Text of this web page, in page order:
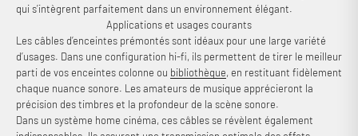
qui s’intègrent parfaitement dans un environnement élégant.
Applications et usages courants
Les câbles d’enceintes prémontés sont idéaux pour une large variété
d’usages. Dans une configuration hi-fi, ils permettent de tirer le meilleur
parti de vos enceintes colonne ou bibliothèque, en restituant fidèlement
chaque nuance sonore. Les amateurs de musique apprécieront la
précision des timbres et la profondeur de la scène sonore.
Dans un système home cinéma, ces câbles se révèlent également